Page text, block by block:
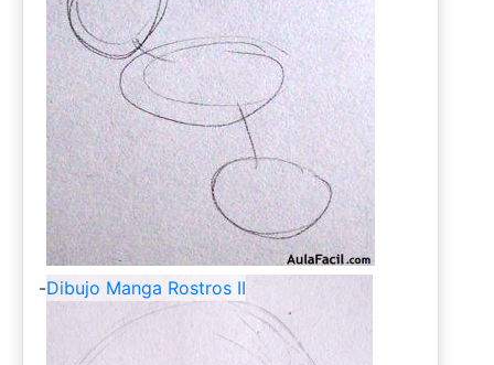
-Dibujo Manga Rostros II